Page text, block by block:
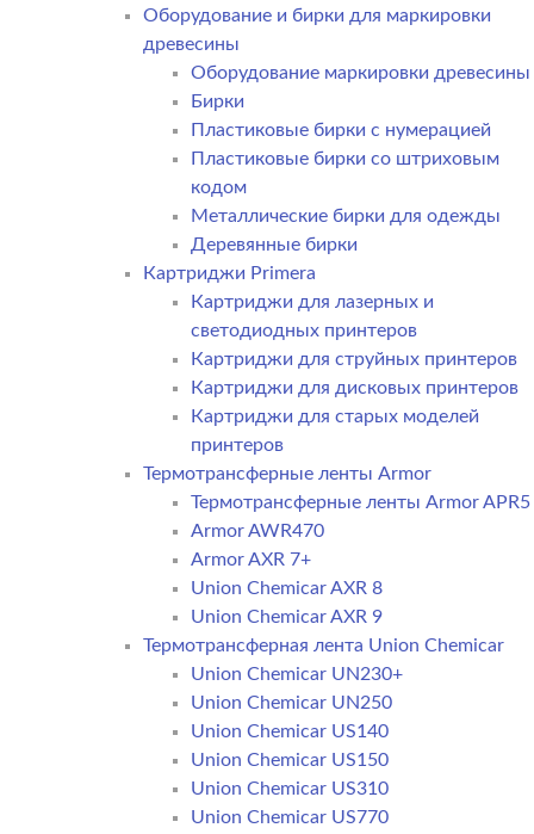
Оборудование и бирки для маркировки
древесины
Оборудование маркировки древесины
Бирки
Пластиковые бирки с нумерацией
Пластиковые бирки со штриховым
кодом
Металлические бирки для одежды
Деревянные бирки
Картриджи Primera
Картриджи для лазерных и
светодиодных принтеров
Картриджи для струйных принтеров
Картриджи для дисковых принтеров
Картриджи для старых моделей
принтеров
Термотрансферные ленты Armor
Термотрансферные ленты Armor APR5
Armor AWR470
Armor AXR 7+
Union Chemicar AXR 8
Union Chemicar AXR 9
Термотрансферная лента Union Chemicar
Union Chemicar UN230+
Union Chemicar UN250
Union Chemicar US140
Union Chemicar US150
Union Chemicar US310
Union Chemicar US770